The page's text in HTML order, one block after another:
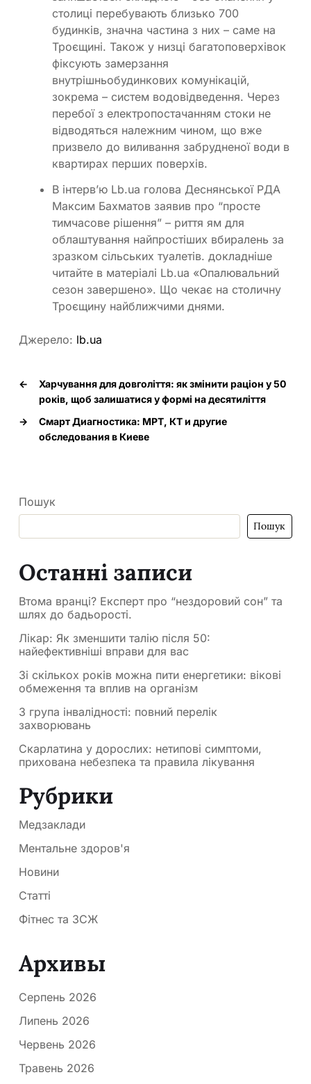
столиці перебувають близько 700
будинків, значна частина з них – саме на
Троєщині. Також у низці багатоповерхівок
фіксують замерзання
внутрішньобудинкових комунікацій,
зокрема – систем водовідведення. Через
перебої з електропостачанням стоки не
відводяться належним чином, що вже
призвело до виливання забрудненої води в
квартирах перших поверхів.
В інтерв’ю Lb.ua голова Деснянської РДА
Максим Бахматов заявив про “просте
тимчасове рішення” – риття ям для
облаштування найпростіших вбиралень за
зразком сільських туалетів. докладніше
читайте в матеріалі Lb.ua «Опалювальний
сезон завершено». Що чекає на столичну
Троєщину найближчими днями.
Джерело: lb.ua
←
Харчування для довголіття: як змінити раціон у 50
років, щоб залишатися у формі на десятиліття
→
Смарт Диагностика: МРТ, КТ и другие
обследования в Киеве
Пошук
Пошук
Останні записи
Втома вранці? Експерт про “нездоровий сон” та
шлях до бадьорості.
Лікар: Як зменшити талію після 50:
найефективніші вправи для вас
Зі скількох років можна пити енергетики: вікові
обмеження та вплив на організм
3 група інвалідності: повний перелік
захворювань
Скарлатина у дорослих: нетипові симптоми,
прихована небезпека та правила лікування
Рубрики
Медзаклади
Ментальне здоров'я
Новини
Статті
Фітнес та ЗСЖ
Архивы
Серпень 2026
Липень 2026
Червень 2026
Травень 2026